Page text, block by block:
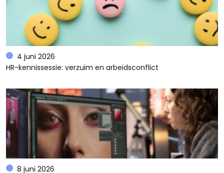
4 juni 2026
HR-kennissessie: verzuim en arbeidsconflict
8 juni 2026